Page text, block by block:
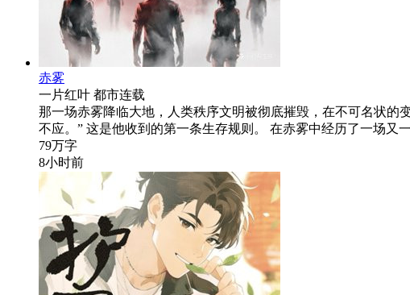
赤雾
一片红叶 都市连载
那一场赤雾降临大地，人类秩序文明被彻底摧毁，在不可名状的
不应。” 这是他收到的第一条生存规则。 在赤雾中经历了一场
79万字
8小时前